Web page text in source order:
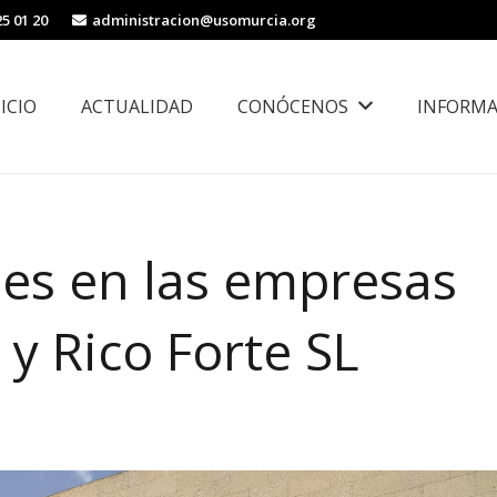
01 20 administracion@usomurcia.org
ACTUALIDAD CONÓCENOS
en las empresas
Rico Forte SL